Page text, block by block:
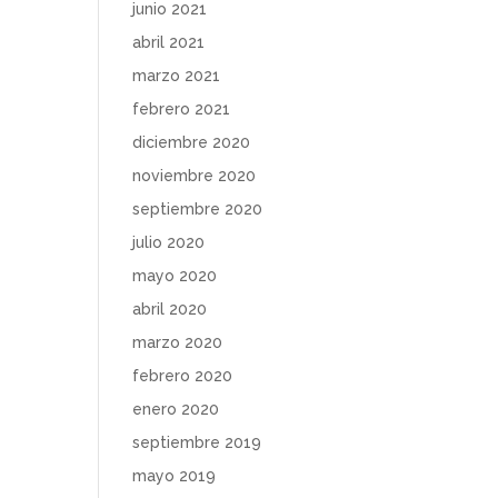
junio 2021
abril 2021
marzo 2021
febrero 2021
diciembre 2020
noviembre 2020
septiembre 2020
julio 2020
mayo 2020
abril 2020
marzo 2020
febrero 2020
enero 2020
septiembre 2019
mayo 2019